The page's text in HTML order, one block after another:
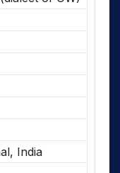
India